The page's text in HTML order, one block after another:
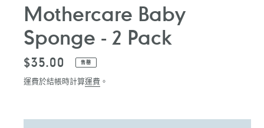
Mothercare Baby
Sponge - 2 Pack
定
價
$35.00 售罄
運費於結帳時計算運費 。